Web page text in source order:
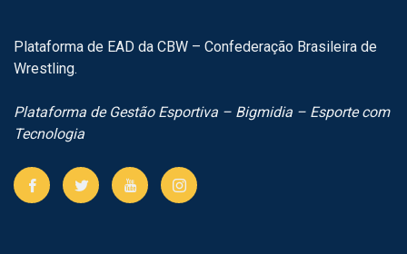
Plataforma de EAD da CBW – Confederação Brasileira de
Wrestling.
Plataforma de Gestão Esportiva – Bigmidia – Esporte com
Tecnologia